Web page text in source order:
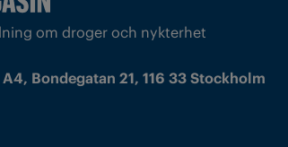
om droger och nykterhet
Bondegatan 21, 116 33 Stockholm